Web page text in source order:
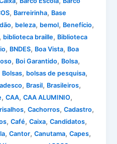
, Barreirinha, Base
, beleza, bemol, Benefício,
, biblioteca braille, Biblioteca
, BNDES, Boa Vista, Boa
, Boi Garantido, Bolsa,
Bolsas, bolsas de pesquisa,
, Brasil, Brasileiros,
,CAA,CAA ALUMINIO,
,Cachorros,Cadastro,
,Café,Caixa,Candidatos,
,Cantor,Canutama,Capes,